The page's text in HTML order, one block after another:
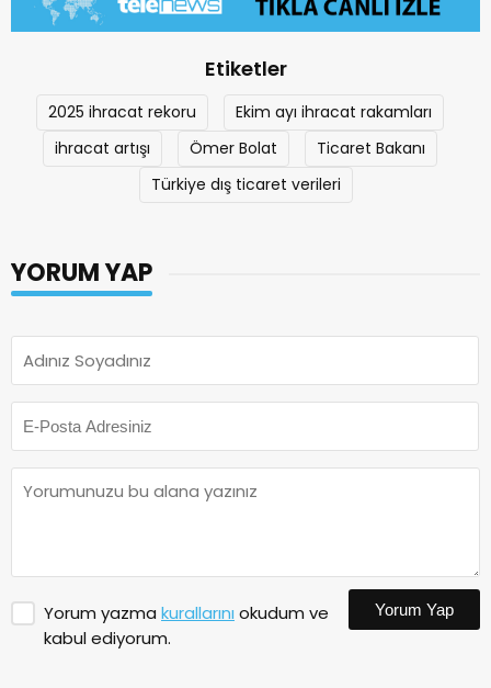
Etiketler
2025 ihracat rekoru
Ekim ayı ihracat rakamları
ihracat artışı
Ömer Bolat
Ticaret Bakanı
Türkiye dış ticaret verileri
YORUM YAP
Yorum yazma kurallarını okudum ve
kabul ediyorum.
Yorum Yap